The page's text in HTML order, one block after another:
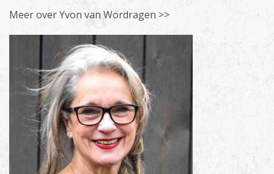
Meer over Yvon van Wordragen >>